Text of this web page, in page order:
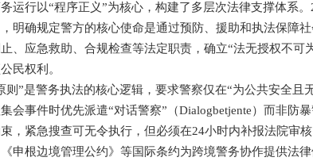
行以“程序正义”为核心，构建了多层次法律支撑体系。
，明确规定警方的核心使命是通过预防、援助和执法保障
、应急救助、合规检查等法定职责，确立“法无授权不可
民权利。
是警务执法的核心逻辑，要求警察仅在“为公共安全且
会事件时优先派遣“对话警察”（Dialogbetjente）而非防
，紧急搜查可无令执行，但必须在24小时内补报法院审
申根边境管理公约》等国际条约为跨境警务协作提供法